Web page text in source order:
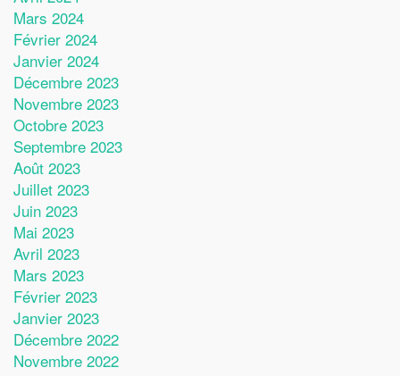
Mars 2024
Février 2024
Janvier 2024
Décembre 2023
Novembre 2023
Octobre 2023
Septembre 2023
Août 2023
Juillet 2023
Juin 2023
Mai 2023
Avril 2023
Mars 2023
Février 2023
Janvier 2023
Décembre 2022
Novembre 2022